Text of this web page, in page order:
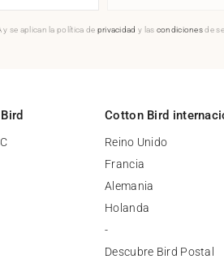
y se aplican la política de privacidad y las condicionesde
Cotton Bird
Reino Unido
Francia
Alemania
Holanda
-
Descubre Bird Postal